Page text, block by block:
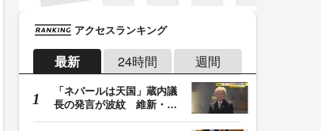
アクセスランキング
最新 24時間 週間
「ネパールは天国」蔵内議
長の発言が波紋 維新・吉